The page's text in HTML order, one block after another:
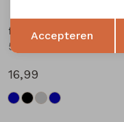
flinq
16,99
Terug
Accepteren